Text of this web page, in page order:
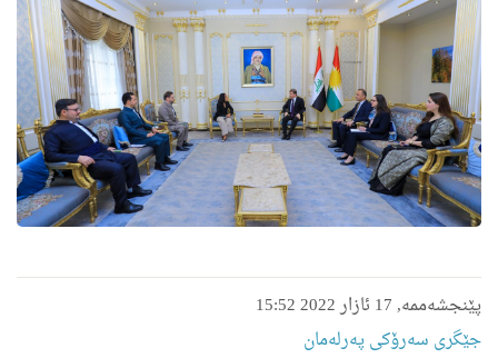
پێنجشەممە, 17 ئازار 2022 15:52
جێگری سەرۆکی پەرلەمان